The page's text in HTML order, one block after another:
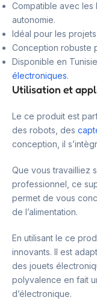
Compatible avec les
autonomie.
Idéal pour les
Conception robuste
Disponible en
électroniques.
Utilisation et
Le ce produit est
des robots, des
conception, il
Que vous travailliez
professionnel, ce
permet de vous
de l’alimentation.
En utilisant le ce
innovants. Il est
des jouets
polyvalence en fait
d’électronique.